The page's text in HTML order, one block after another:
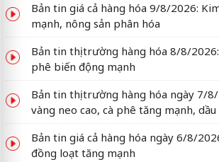
Bản tin giá cả hàng hóa 9/8/2026:
mạnh, nông sản phân hóa
Bản tin thị trường hàng hóa 8/8/2026:
phê biến động mạnh
Bản tin thị trường hàng hóa ngày 7/
vàng neo cao, cà phê tăng mạnh,
Bản tin giá cả hàng hóa ngày 6/8/
đồng loạt tăng mạnh